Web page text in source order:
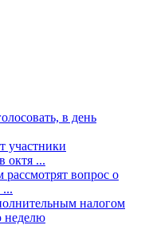
в день
участники
октя ...
вопрос о
налогом
неделю